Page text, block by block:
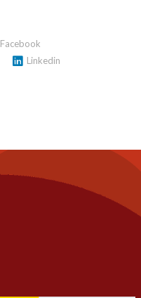
Facebook
Linkedin